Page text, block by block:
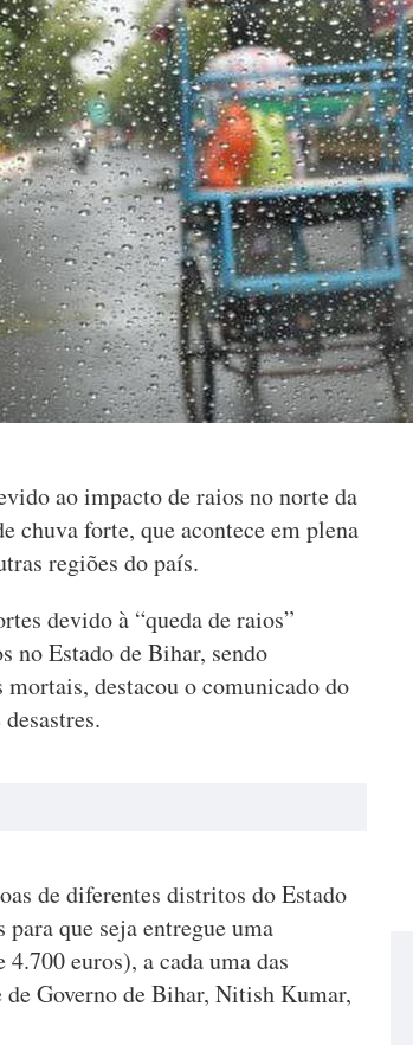
ao impacto de raios no norte da
chuva forte, que acontece em plena
regiões do país.
devido à “queda de raios”
no Estado de Bihar, sendo
destacou o comunicado do
de diferentes distritos do Estado
que seja entregue uma
euros), a cada uma das
Governo de Bihar, Nitish Kumar,